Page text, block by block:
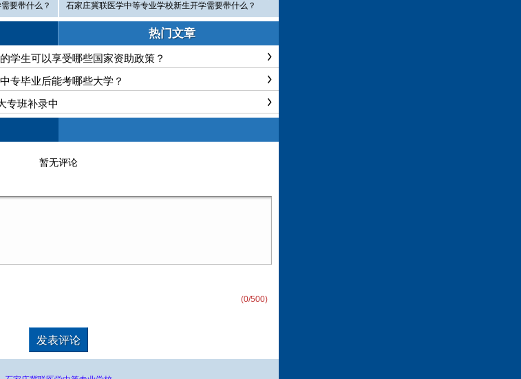
要带什么？ 石家庄冀联医学中等专业学校新生开学需要带什么？
热门文章
学生可以享受哪些国家资助政策？
专毕业后能考哪些大学？
专班补录中
暂无评论
(0/500)